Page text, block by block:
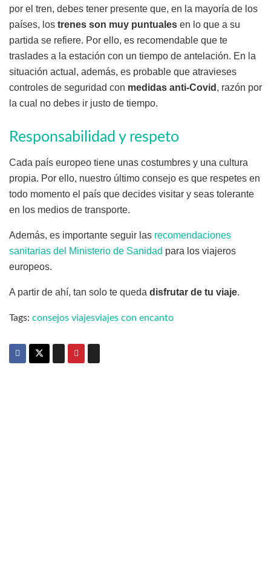
por el tren, debes tener presente que, en la mayoría de los
países, los trenes son muy puntuales en lo que a su
partida se refiere. Por ello, es recomendable que te
traslades a la estación con un tiempo de antelación. En la
situación actual, además, es probable que atravieses
controles de seguridad con medidas anti-Covid , razón por
la cual no debes ir justo de tiempo.
Responsabilidad y respeto
Cada país europeo tiene unas costumbres y una cultura
propia. Por ello, nuestro último consejo es que respetes en
todo momento el país que decides visitar y seas tolerante
en los medios de transporte.
Además, es importante seguir las recomendaciones
sanitarias del Ministerio de Sanidad para los viajeros
europeos.
A partir de ahí, tan solo te queda disfrutar de tu viaje.
Tags: consejos viajesviajes con encanto